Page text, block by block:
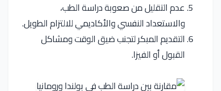
عدم التقليل من صعوبة دراسة الطب،
والاستعداد النفسي والأكاديمي للالتزام الطويل.
التقديم المبكر لتجنب ضيق الوقت ومشاكل
القبول أو الفيزا.